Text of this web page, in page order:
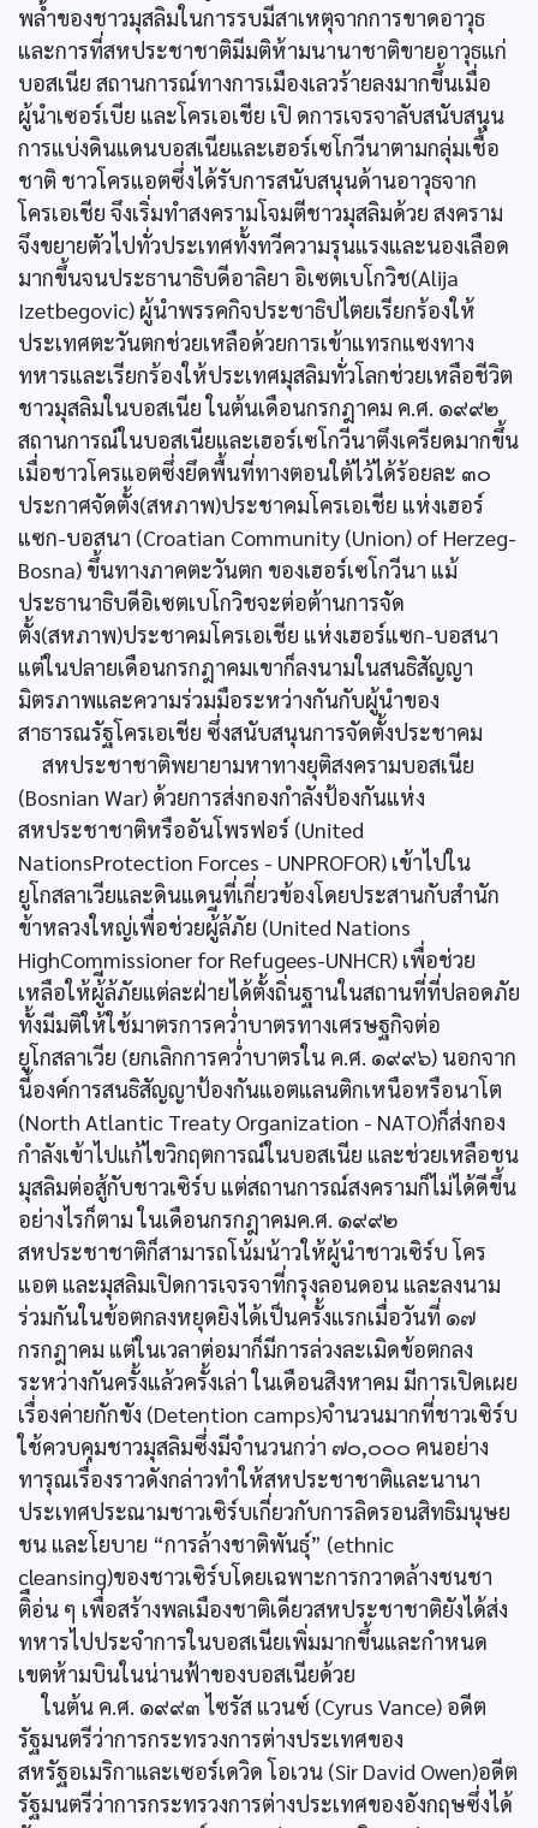
พล้ำของชาวมุสลิมในการรบมีสาเหตุจากการขาดอาวุธ
และการที่สหประชาชาติมีมติห้ามนานาชาติขายอาวุธแก่
บอสเนีย สถานการณ์ทางการเมืองเลวร้ายลงมากขึ้นเมื่อ
ผู้นำเซอร์เบีย และโครเอเชีย เปิ ดการเจรจาลับสนับสนุน
การแบ่งดินแดนบอสเนียและเฮอร์เซโกวีนาตามกลุ่มเชื้อ
ชาติ ชาวโครแอตซึ่งได้รับการสนับสนุนด้านอาวุธจาก
โครเอเชีย จึงเริ่มทำสงครามโจมตีชาวมุสลิมด้วย สงคราม
จึงขยายตัวไปทั่วประเทศทั้งทวีความรุนแรงและนองเลือด
มากขึ้นจนประธานาธิบดีอาลิยา อิเซตเบโกวิช(Alija
Izetbegovic) ผู้นำพรรคกิจประชาธิปไตยเรียกร้องให้
ประเทศตะวันตกช่วยเหลือด้วยการเข้าแทรกแซงทาง
ทหารและเรียกร้องให้ประเทศมุสลิมทั่วโลกช่วยเหลือชีวิต
ชาวมุสลิมในบอสเนีย ในต้นเดือนกรกฎาคม ค.ศ. ๑๙๙๒
สถานการณ์ในบอสเนียและเฮอร์เซโกวีนาตึงเครียดมากขึ้น
เมื่อชาวโครแอตซึ่งยึดพื้นที่ทางตอนใต้ไว้ได้ร้อยละ ๓๐
ประกาศจัดตั้ง(สหภาพ)ประชาคมโครเอเชีย แห่งเฮอร์
แซก-บอสนา (Croatian Community (Union) of Herzeg-
Bosna) ขึ้นทางภาคตะวันตก ของเฮอร์เซโกวีนา แม้
ประธานาธิบดีอิเซตเบโกวิชจะต่อต้านการจัด
ตั้ง(สหภาพ)ประชาคมโครเอเชีย แห่งเฮอร์แซก-บอสนา
แต่ในปลายเดือนกรกฎาคมเขาก็ลงนามในสนธิสัญญา
มิตรภาพและความร่วมมือระหว่างกันกับผู้นำของ
สาธารณรัฐโครเอเชีย ซึ่งสนับสนุนการจัดตั้งประชาคม
สหประชาชาติพยายามหาทางยุติสงครามบอสเนีย
(Bosnian War) ด้วยการส่งกองกำลังป้องกันแห่ง
สหประชาชาติหรืออันโพรฟอร์ (United
NationsProtection Forces - UNPROFOR) เข้าไปใน
ยูโกสลาเวียและดินแดนที่เกี่ยวข้องโดยประสานกับสำนัก
ข้าหลวงใหญ่เพื่อช่วยผู้ีล้ภัย (United Nations
HighCommissioner for Refugees-UNHCR) เพื่อช่วย
เหลือให้ผู้ีล้ภัยแต่ละฝ่ายได้ตั้งถิ่นฐานในสถานที่ที่ปลอดภัย
ทั้งมีมติให้ใช้มาตรการคว่ำบาตรทางเศรษฐกิจต่อ
ยูโกสลาเวีย (ยกเลิกการคว่ำบาตรใน ค.ศ. ๑๙๙๖) นอกจาก
นี้องค์การสนธิสัญญาป้องกันแอตแลนติกเหนือหรือนาโต
(North Atlantic Treaty Organization - NATO)ก็ส่งกอง
กำลังเข้าไปแก้ไขวิกฤตการณ์ในบอสเนีย และช่วยเหลือชน
มุสลิมต่อสู้กับชาวเซิร์บ แต่สถานการณ์สงครามก็ไม่ได้ดีขึ้น
อย่างไรก็ตาม ในเดือนกรกฎาคมค.ศ. ๑๙๙๒
สหประชาชาติก็สามารถโน้มน้าวให้ผู้นำชาวเซิร์บ โคร
แอต และมุสลิมเปิดการเจรจาที่กรุงลอนดอน และลงนาม
ร่วมกันในข้อตกลงหยุดยิงได้เป็นครั้งแรกเมื่อวันที่ ๑๗
กรกฎาคม แต่ในเวลาต่อมาก็มีการล่วงละเมิดข้อตกลง
ระหว่างกันครั้งแล้วครั้งเล่า ในเดือนสิงหาคม มีการเปิดเผย
เรื่องค่ายกักขัง (Detention camps)จำนวนมากที่ชาวเซิร์บ
ใช้ควบคุมชาวมุสลิมซึ่งมีจำนวนกว่า ๗๐,๐๐๐ คนอย่าง
ทารุณเรื่องราวดังกล่าวทำให้สหประชาชาติและนานา
ประเทศประณามชาวเซิร์บเกี่ยวกับการลิดรอนสิทธิมนุษย
ชน และโยบาย “การล้างชาติพันธุ์” (ethnic
cleansing)ของชาวเซิร์บโดยเฉพาะการกวาดล้างชนชา
ติือ่น ๆ เพื่อสร้างพลเมืองชาติเดียวสหประชาชาติยังได้ส่ง
ทหารไปประจำการในบอสเนียเพิ่มมากขึ้นและกำหนด
เขตห้ามบินในน่านฟ้าของบอสเนียด้วย
ในต้น ค.ศ. ๑๙๙๓ ไซรัส แวนซ์ (Cyrus Vance) อดีต
รัฐมนตรีว่าการกระทรวงการต่างประเทศของ
สหรัฐอเมริกาและเซอร์เดวิด โอเวน (Sir David Owen)อดีต
รัฐมนตรีว่าการกระทรวงการต่างประเทศของอังกฤษซึ่งได้